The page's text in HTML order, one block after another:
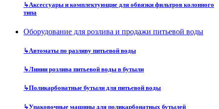
↳Аксессуары и комплектующие для обвязки фильтров колонного
типа
Оборудование для розлива и продажи питьевой воды
↳Автоматы по разливу питьевой воды
↳Линии розлива питьевой воды в бутыли
↳Поликарбонатные бутыли для питьевой воды
↳Упаковочные машины для поликарбонатных бутылей